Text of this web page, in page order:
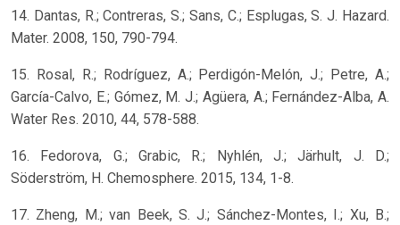
14. Dantas, R.; Contreras, S.; Sans, C.; Esplugas, S. J. Hazard.
Mater. 2008, 150, 790-794.
15. Rosal, R.; Rodríguez, A.; Perdigón-Melón, J.; Petre, A.;
García-Calvo, E.; Gómez, M. J.; Agüera, A.; Fernández-Alba, A.
Water Res. 2010, 44, 578-588.
16. Fedorova, G.; Grabic, R.; Nyhlén, J.; Järhult, J. D.;
Söderström, H. Chemosphere. 2015, 134, 1-8.
17. Zheng, M.; van Beek, S. J.; Sánchez-Montes, I.; Xu, B.;